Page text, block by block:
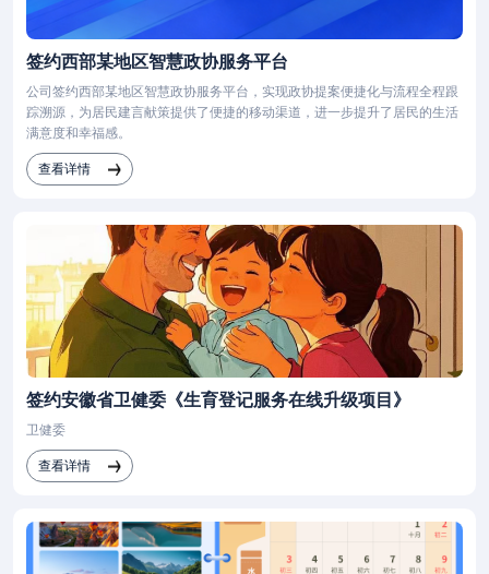
签约西部某地区智慧政协服务平台
公司签约西部某地区智慧政协服务平台，实现政协提案便捷化与流程全程跟
踪溯源，为居民建言献策提供了便捷的移动渠道，进一步提升了居民的生活
满意度和幸福感。
查看详情
签约安徽省卫健委《生育登记服务在线升级项目》
卫健委
查看详情